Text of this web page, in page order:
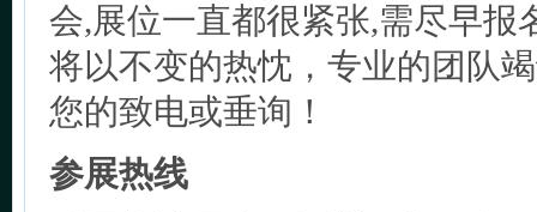
会,展位一直都很紧张,需尽早报
将以不变的热忱，专业的团队
您的致电或垂询！
参展热线